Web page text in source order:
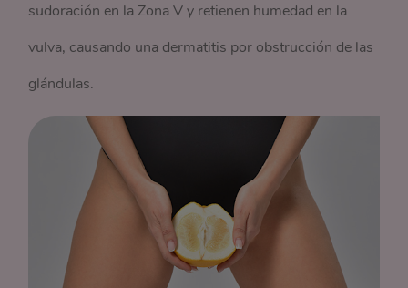
sudoración en la Zona V y retienen humedad en la
vulva, causando una dermatitis por obstrucción de las
glándulas.